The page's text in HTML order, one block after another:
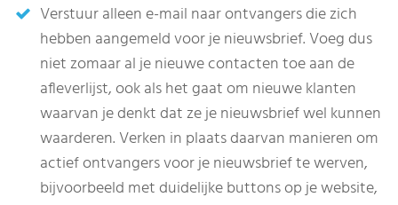
Verstuur alleen e-mail naar ontvangers die zich
hebben aangemeld voor je nieuwsbrief. Voeg dus
niet zomaar al je nieuwe contacten toe aan de
afleverlijst, ook als het gaat om nieuwe klanten
waarvan je denkt dat ze je nieuwsbrief wel kunnen
waarderen. Verken in plaats daarvan manieren om
actief ontvangers voor je nieuwsbrief te werven,
bijvoorbeeld met duidelijke buttons op je website,